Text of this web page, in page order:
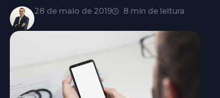
28 de maio de 2019 8 min de leitura